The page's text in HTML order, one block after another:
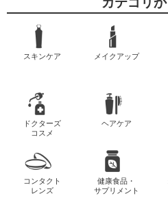
スキンケア メイクアップ
ドクターズ
コスメ
ヘアケア
コンタクト
レンズ
健康食品・
サプリメント